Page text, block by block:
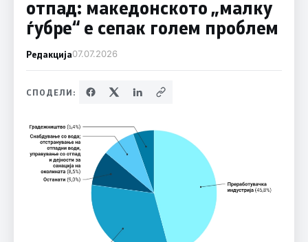
отпад: македонското „малку
ѓубре“ е сепак голем проблем
Редакција07.07.2026
СПОДЕЛИ: